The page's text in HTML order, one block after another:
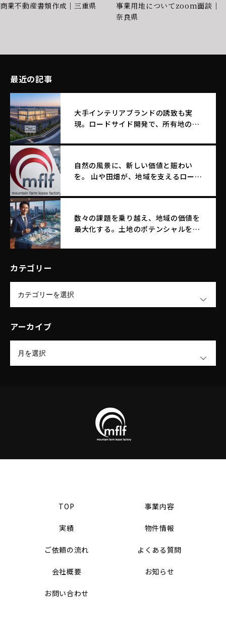
商業不動産書類作成｜三重県
事業用地についてzoom面談｜
奈良県
最近の記事
大手インテリアブランドの誘致も実
現。ロードサイド開発で、所有地のポ
自然の風景に、新しい価値と賑わい
を。 山や田畑が、地域を支えるロード
数々の課題を乗り越え、地域の価値を
最大化する。土地のポテンシャルを引
リー株式会社
カテゴリー
アーカイブ
TOP 事業内容
実績 物件情報
ご依頼の流れ よくある質問
会社概要 お知らせ
お問い合わせ